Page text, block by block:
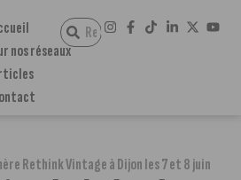
nos réseaux
Rethink Vintage à Dijon les 7 et 8 juin